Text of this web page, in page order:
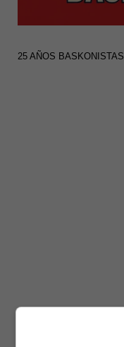
25 AÑOS BASKONISTAS